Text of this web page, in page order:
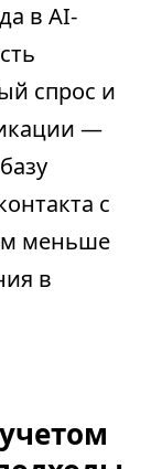
в AI-
спрос и
—
с
меньше
в